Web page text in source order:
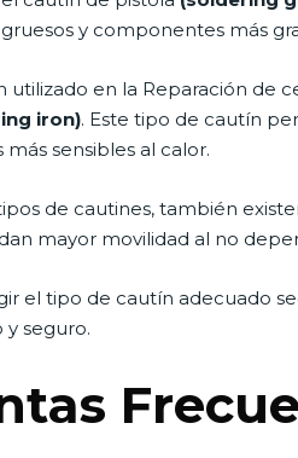
y componentes más
utilizado en la Reparación de
iron). Este tipo de cautín
sensibles al calor.
de cautines, también
mayor movilidad al no
el tipo de cautín adecuado
y seguro.